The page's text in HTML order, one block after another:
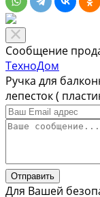
Сообщение
ТехноДом
Ручка для
лепесток (
Отправить
Для Вашей